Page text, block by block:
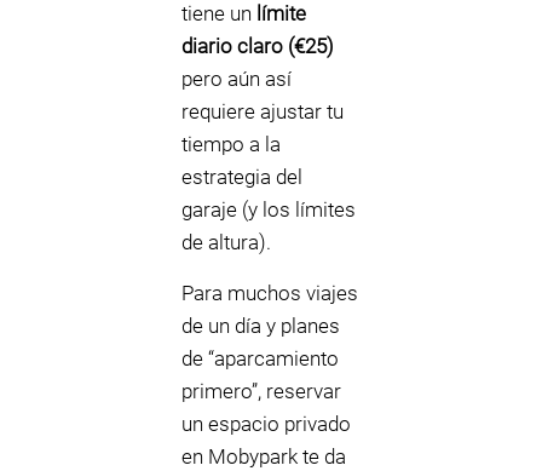
tiene un límite
diario claro (€25)
pero aún así
requiere ajustar tu
tiempo a la
estrategia del
garaje (y los límites
de altura).
Para muchos viajes
de un día y planes
de “aparcamiento
primero”, reservar
un espacio privado
en Mobypark te da